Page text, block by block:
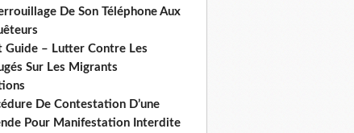
De Son Téléphone Aux
Guide – Lutter Contre Les
Sur Les Migrants
De Contestation D’une
Pour Manifestation Interdite